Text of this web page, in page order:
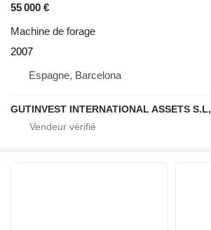
55 000 €
Machine de forage
2007
Espagne, Barcelona
GUTINVEST INTERNATIONAL ASSETS S.L,